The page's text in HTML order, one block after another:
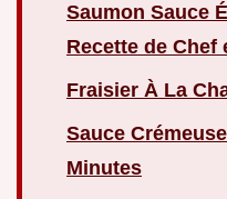
Saumon Sauce
Recette de Chef
Fraisier À La
Sauce
Minutes